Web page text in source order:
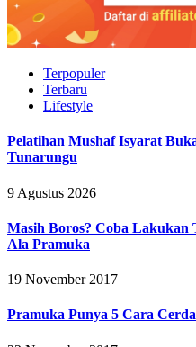
Terpopuler
Terbaru
Lifestyle
Pelatihan Mushaf Isyarat
Tunarungu
9 Agustus 2026
Masih Boros? Coba Lakukan
Ala Pramuka
19 November 2017
Pramuka Punya 5 Cara